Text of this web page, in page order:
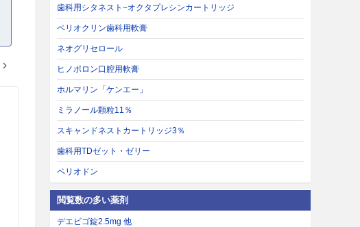
歯科用シタネスト−オクタプレシンカートリッジ
ペリオクリン歯科用軟膏
ネオグリセロール
ヒノポロン口腔用軟膏
ホルマリン「ケンエー」
ミラノール顆粒11％
スキャンドネストカートリッジ3％
歯科用TDゼット・ゼリー
ペリオドン
閲覧数の多い薬剤
デエビゴ錠2.5mg 他